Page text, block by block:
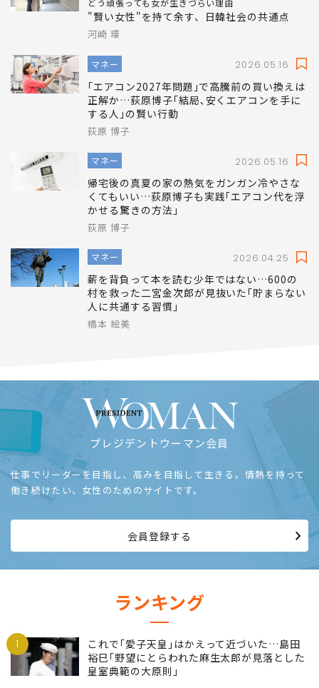
どう頑張っても女が生きづらい理由
"賢い女性"を持て余す、日韓社会の共通点
河崎 環
マネー 2026.05.16
｢エアコン2027年問題｣で高騰前の買い換えは
正解か…荻原博子｢結局､安くエアコンを手に
する人｣の賢い行動
荻原 博子
マネー 2026.05.16
帰宅後の真夏の家の熱気をガンガン冷やさな
くてもいい…荻原博子も実践｢エアコン代を浮
かせる驚きの方法｣
荻原 博子
マネー 2026.04.25
薪を背負って本を読む少年ではない…600の
村を救った二宮金次郎が見抜いた｢貯まらない
人に共通する習慣｣
橋本 絵美
プレジデントウーマン会員
仕事でリーダーを目指し、高みを目指して生きる。情熱を持って
働き続けたい、女性のためのサイトです。
会員登録する
ランキング
1
これで｢愛子天皇｣はかえって近づいた…島田
裕巳｢野望にとらわれた麻生太郎が見落とした
皇室典範の大原則｣